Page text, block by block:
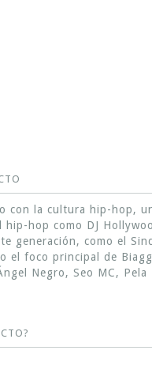
la cultura hip-hop,
hop como DJ
generación, como el
el foco principal de
Negro, Seo MC,